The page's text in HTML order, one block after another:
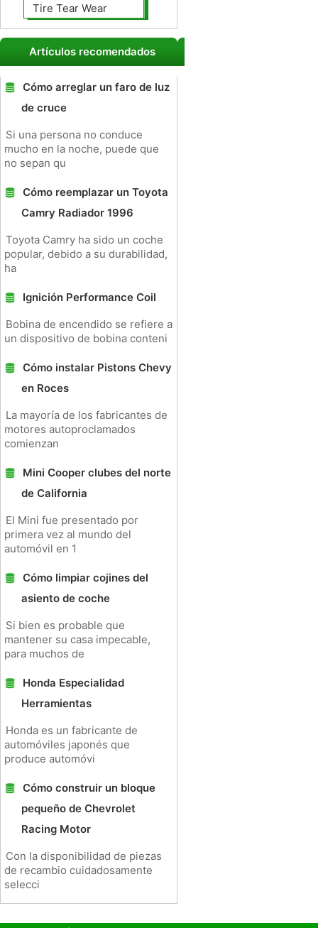
Tire Tear Wear
Artículos recomendados
Cómo arreglar un faro de luz
de cruce
Si una persona no conduce
mucho en la noche, puede que
no sepan qu
Cómo reemplazar un Toyota
Camry Radiador 1996
Toyota Camry ha sido un coche
popular, debido a su durabilidad,
ha
Ignición Performance Coil
Bobina de encendido se refiere a
un dispositivo de bobina conteni
Cómo instalar Pistons Chevy
en Roces
La mayoría de los fabricantes de
motores autoproclamados
comienzan
Mini Cooper clubes del norte
de California
El Mini fue presentado por
primera vez al mundo del
automóvil en 1
Cómo limpiar cojines del
asiento de coche
Si bien es probable que
mantener su casa impecable,
para muchos de
Honda Especialidad
Herramientas
Honda es un fabricante de
automóviles japonés que
produce automóvi
Cómo construir un bloque
pequeño de Chevrolet
Racing Motor
Con la disponibilidad de piezas
de recambio cuidadosamente
selecci